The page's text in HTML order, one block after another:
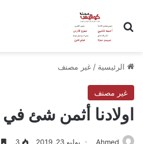
بحث عن
الرئيسية / غير مصنف
غير مصنف
اولادنا أثمن شئ في
Ahmed يوليو 23, 2019 3